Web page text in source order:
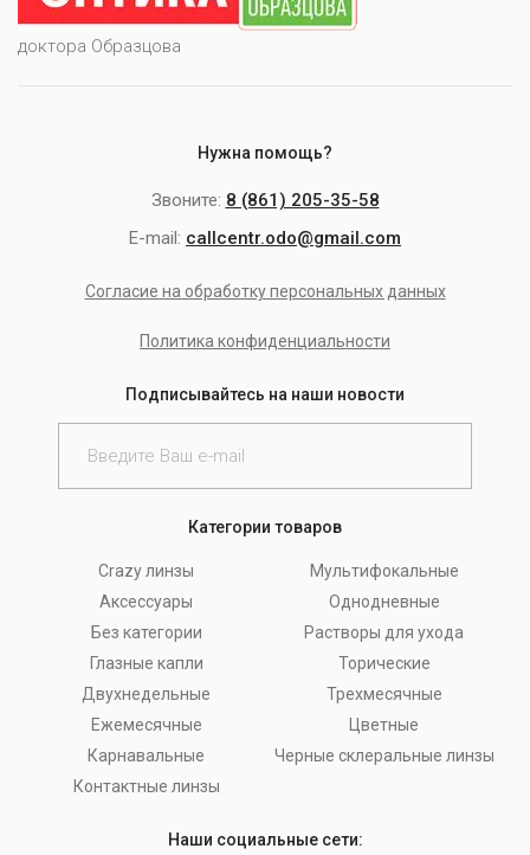
доктора Образцова
Нужна помощь?
Звоните: 8 (861) 205-35-58
E-mail: callcentr.odo@gmail.com
Согласие на обработку персональных данных
Политика конфиденциальности
Подписывайтесь на наши новости
Категории товаров
Crazy линзы
Аксессуары
Без категории
Глазные капли
Двухнедельные
Ежемесячные
Карнавальные
Контактные линзы
Мультифокальные
Однодневные
Растворы для ухода
Торические
Трехмесячные
Цветные
Черные склеральные линзы
Наши социальные сети: